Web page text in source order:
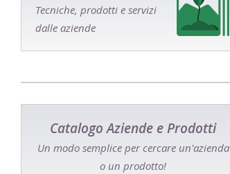
Tecniche, prodotti e servizi
dalle aziende
Catalogo Aziende e Prodotti
Un modo semplice per cercare un'azienda
o un prodotto!